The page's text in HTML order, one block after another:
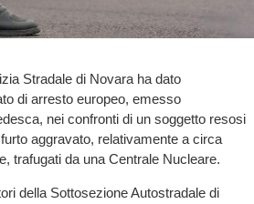
Stradale di Novara ha dato
di arresto europeo, emesso
nei confronti di un soggetto resosi
aggravato, relativamente a circa
trafugati da una Centrale Nucleare.
della Sottosezione Autostradale di